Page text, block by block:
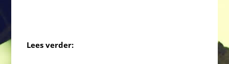
Lees verder: